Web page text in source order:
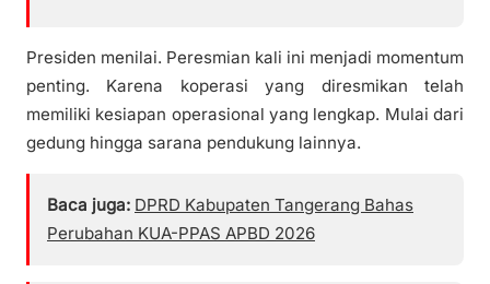
Presiden menilai. Peresmian kali ini menjadi momentum
penting. Karena koperasi yang diresmikan telah
memiliki kesiapan operasional yang lengkap. Mulai dari
gedung hingga sarana pendukung lainnya.
Baca juga: DPRD Kabupaten Tangerang Bahas
Perubahan KUA-PPAS APBD 2026